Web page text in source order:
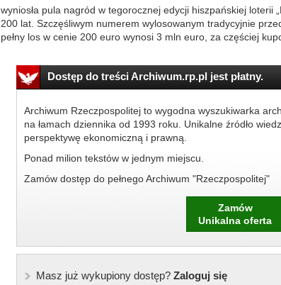
wyniosła pula nagród w tegorocznej edycji hiszpańskiej loterii
200 lat. Szczęśliwym numerem wylosowanym tradycyjnie
pełny los w cenie 200 euro wynosi 3 mln euro, za częściej
Dostęp do treści Archiwum.rp.pl jest płatny.
Archiwum Rzeczpospolitej to wygodna wyszukiwarka
na łamach dziennika od 1993 roku. Unikalne źródło
perspektywę ekonomiczną i prawną.
Ponad milion tekstów w jednym miejscu.
Zamów dostęp do pełnego Archiwum "Rzeczpospolitej"
Zamów
Unikalna oferta
Masz już wykupiony dostęp?Zaloguj się